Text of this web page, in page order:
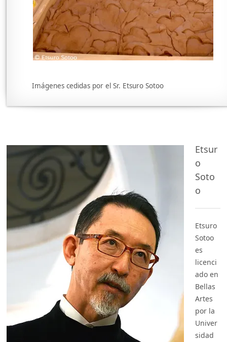
Imágenes cedidas por el Sr. Etsuro Sotoo
Etsur
o
Soto
o
Etsuro
Sotoo
es
licenci
ado en
Bellas
Artes
por la
Univer
sidad